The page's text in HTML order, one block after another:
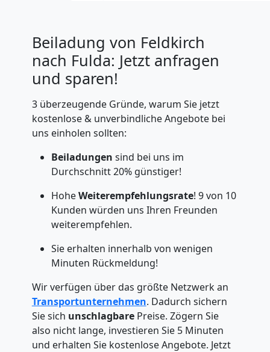
Beiladung von Feldkirch
nach Fulda: Jetzt anfragen
und sparen!
3 überzeugende Gründe, warum Sie jetzt
kostenlose & unverbindliche Angebote bei
uns einholen sollten:
Beiladungen sind bei uns im
Durchschnitt 20% günstiger!
HoheWeiterempfehlungsrate! 9 von 10
Kunden würden uns Ihren Freunden
weiterempfehlen.
Sie erhalten innerhalb von wenigen
Minuten Rückmeldung!
Wir verfügen über das größte Netzwerk an
Transportunternehmen. Dadurch sichern
Sie sich unschlagbare Preise. Zögern Sie
also nicht lange, investieren Sie 5 Minuten
und erhalten Sie kostenlose Angebote. Jetzt